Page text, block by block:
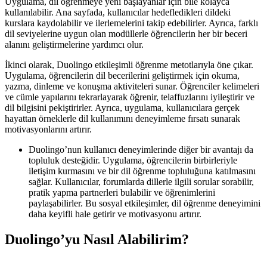
kullanılabilir. Ana sayfada, kullanıcılar hedefledikleri dildeki
kurslara kaydolabilir ve ilerlemelerini takip edebilirler. Ayrıca, farklı
dil seviyelerine uygun olan modüllerle öğrencilerin her bir beceri
alanını geliştirmelerine yardımcı olur.
İkinci olarak, Duolingo etkileşimli öğrenme metotlarıyla öne çıkar.
Uygulama, öğrencilerin dil becerilerini geliştirmek için okuma,
yazma, dinleme ve konuşma aktiviteleri sunar. Öğrenciler kelimeleri
ve cümle yapılarını tekrarlayarak öğrenir, telaffuzlarını iyileştirir ve
dil bilgisini pekiştirirler. Ayrıca, uygulama, kullanıcılara gerçek
hayattan örneklerle dil kullanımını deneyimleme fırsatı sunarak
motivasyonlarını artırır.
Duolingo’nun kullanıcı deneyimlerinde diğer bir avantajı da
topluluk desteğidir. Uygulama, öğrencilerin birbirleriyle
iletişim kurmasını ve bir dil öğrenme topluluğuna katılmasını
sağlar. Kullanıcılar, forumlarda dillerle ilgili sorular sorabilir,
pratik yapma partnerleri bulabilir ve öğrenimlerini
paylaşabilirler. Bu sosyal etkileşimler, dil öğrenme deneyimini
daha keyifli hale getirir ve motivasyonu artırır.
Duolingo’yu Nasıl Alabilirim?